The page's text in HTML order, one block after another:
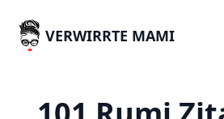
VERWIRRTE MAMI